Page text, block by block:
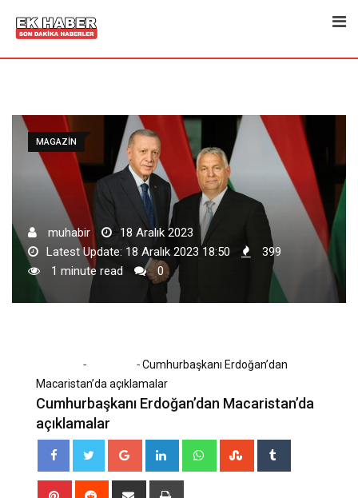
MAGAZIN
muhabir
18 Aralık 2023
Latest Update: 18 Aralık 2023 18:50
399
1 minute read
0
- -Cumhurbaşkanı Erdoğan’dan
Macaristan’da açıklamalar
Cumhurbaşkanı Erdoğan’dan Macaristan’da
açıklamalar
Google+ LinkedIn WhatsappStumbleUpon
Pinterest Reddit
Share